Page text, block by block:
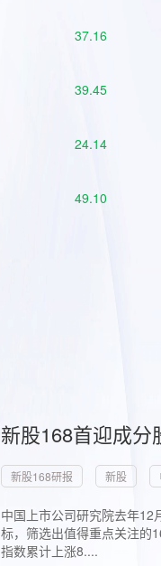
37.16
39.45
24.14
49.10
新股168首迎成
新股168研报 新股
中国上市公司研究院去年
标，筛选出值得重点关注的
指数累计上涨8....